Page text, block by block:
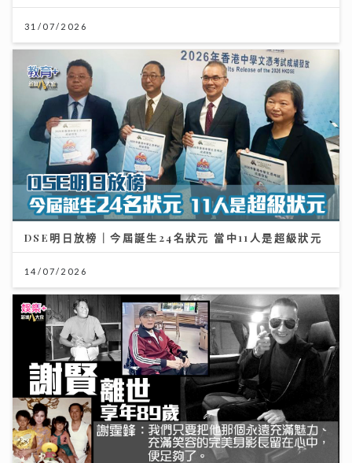
31/07/2026
DSE明日放榜｜今屆誕生24名狀元 當中11人是超級狀元
14/07/2026